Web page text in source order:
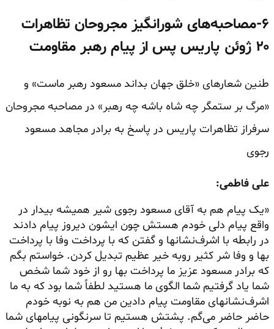
۶-مصاحبه‌های شورانگیز مجروحان تظاهرات
۲۰ ژوئن پاریس پس از پیام رهبر مقاومت
طنین شعارهای «خلق جهان بداند مسعود رهبر ماست» و
«مرگ بر ستمگر چه شاه باشه چه رهبر» در مصاحبه مجروحان
سرفراز تظاهرات پاریس در پاسخ به برادر مجاهد مسعود
رجوی
علی فاطمی:
«یک پیام هم به آقای مسعود رجوی شیر همیشه بیدار در
واقع پیام دلی خودم هستش چون ایشون دیروز پیام دادند
در رابطه با اشرف‌نشانها و گفتن که با پرداخت وفا با پرداخت
بها و وفا شر کثیر روبه خیر عظیم تبدیل کردن. خواستم بگم
که برادر مسعود عزیز ما پرداخت بها رو از خود شما شخص
شما یاد گرفتیم شما الگوی ما هستید لطفاً شما بود که به ما
اشرف‌نشانهای مقاومت پیام دادین من هم به نوبه خودم
حاضر حاضر می‌گم. پشتش هستیم تا سرنگونی پیامهای شما